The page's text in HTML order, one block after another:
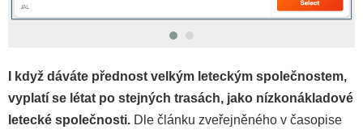
I když dáváte přednost velkým leteckým společnostem,
vyplatí se létat po stejných trasách, jako nízkonákladové
letecké společnosti. Dle článku zveřejněného v časopise